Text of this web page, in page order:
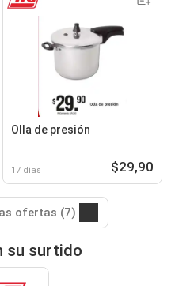
Olla de presión
17 días $29,90
ofertas (7)
su surtido